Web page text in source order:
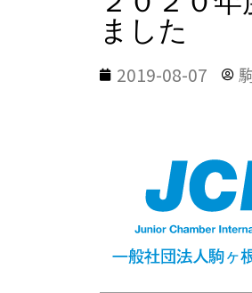
ました
2019-08-07